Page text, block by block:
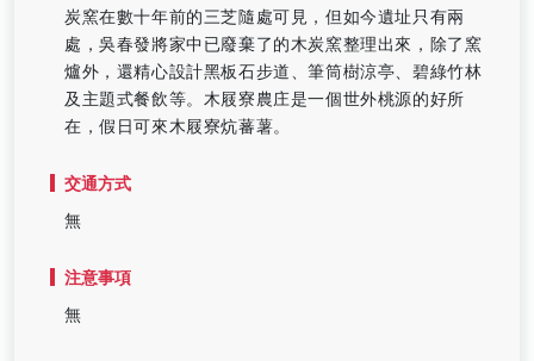
炭窯在數十年前的三芝隨處可見，但如今遺址只有兩
處，吳春發將家中已廢棄了的木炭窯整理出來，除了窯
爐外，還精心設計黑板石步道、筆筒樹涼亭、碧綠竹林
及主題式餐飲等。木屐寮農庄是一個世外桃源的好所
在，假日可來木屐寮炕蕃薯。
交通方式
無
注意事項
無